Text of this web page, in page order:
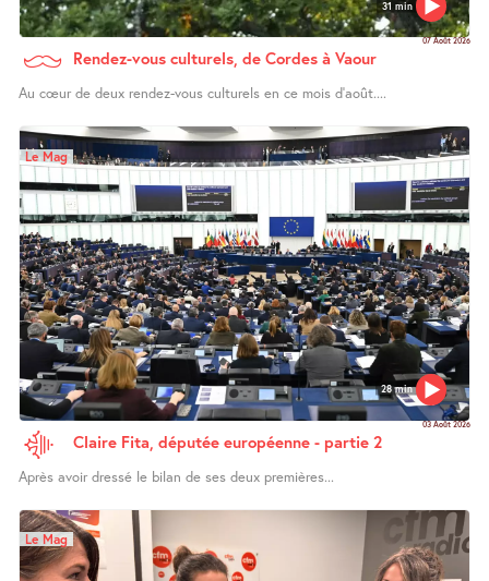
31 min
07 Août 2026
Rendez-vous culturels, de Cordes à Vaour
Au cœur de deux rendez-vous culturels en ce mois d’août....
28 min
Le Mag
03 Août 2026
Claire Fita, députée européenne - partie 2
Après avoir dressé le bilan de ses deux premières...
Le Mag